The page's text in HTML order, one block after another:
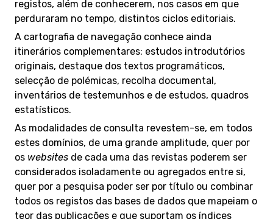
registos, além de conhecerem, nos casos em que
perduraram no tempo, distintos ciclos editoriais.
A cartografia de navegação conhece ainda
itinerários complementares: estudos introdutórios
originais, destaque dos textos programáticos,
selecção de polémicas, recolha documental,
inventários de testemunhos e de estudos, quadros
estatísticos.
As modalidades de consulta revestem-se, em todos
estes domínios, de uma grande amplitude, quer por
os websites de cada uma das revistas poderem ser
considerados isoladamente ou agregados entre si,
quer por a pesquisa poder ser por título ou combinar
todos os registos das bases de dados que mapeiam o
teor das publicações e que suportam os índices